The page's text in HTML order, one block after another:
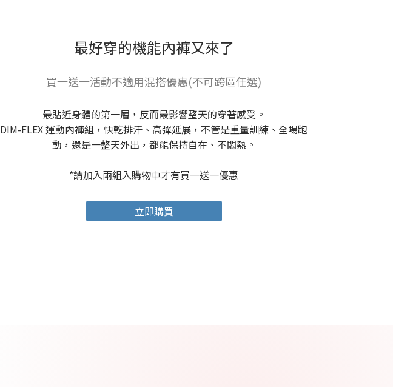
最好穿的機能內褲又來了
買一送一活動不適用混搭優惠(不可跨區任選)
最貼近身體的第一層，反而最影響整天的穿著感受。
DIM-FLEX 運動內褲組，快乾排汗、高彈延展，不管是重量訓練、全場跑
動，還是一整天外出，都能保持自在、不悶熱。
*請加入兩組入購物車才有買一送一優惠
立即購買